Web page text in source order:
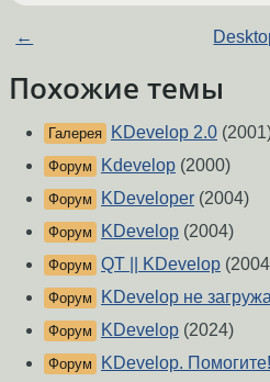
←
Похожие темы
Галерея KDevelop 2.0
Форум Kdevelop (2000)
Форум KDeveloper (2004)
Форум KDevelop (2004)
Форум QT || KDevelop
Форум KDevelop не
Форум KDevelop (2024)
Форум KDevelop. Помогите!